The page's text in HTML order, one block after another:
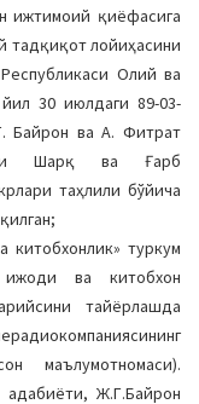
ижтимоий қиёфасига
тадқиқот лойиҳасини
Олий ва
30 июлдаги 89-03-
Байрон ва А. Фитрат
Шарқ ва Ғарб
таҳлили бўйича
китобхонлик» туркум
ва китобхон
тайёрлашда
маълумотномаси).
адабиёти, Ж.Г.Байрон